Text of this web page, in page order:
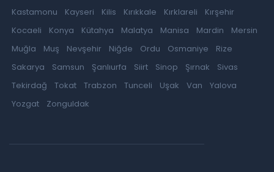
Kastamonu
Kayseri Kilis Kırıkkale Kırklareli
Kırşehir
Kocaeli
Konya Kütahya Malatya Manisa Mardin
Mersin
Muğla
Muş Nevşehir Niğde Ordu Osmaniye
Rize
Sakarya
Samsun Şanlıurfa Siirt Sinop Şırnak
Sivas
Tekirdağ
Tokat Trabzon Tunceli Uşak Van
Yalova
Yozgat
Zonguldak